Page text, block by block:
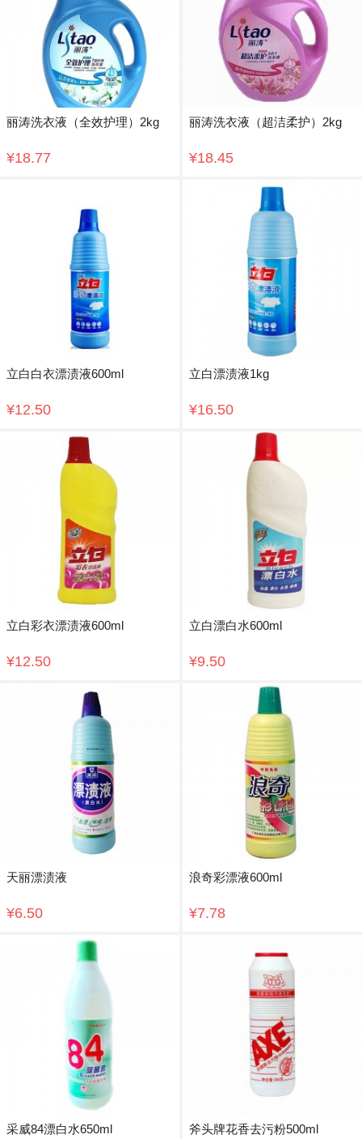
丽涛洗衣液（全效护理）2kg
¥18.77
丽涛洗衣液（超洁柔护）2kg
¥18.45
立白白衣漂渍液600ml
¥12.50
立白漂渍液1kg
¥16.50
立白彩衣漂渍液600ml
¥12.50
立白漂白水600ml
¥9.50
天丽漂渍液
¥6.50
浪奇彩漂液600ml
¥7.78
采威84漂白水650ml 斧头牌花香去污粉500ml